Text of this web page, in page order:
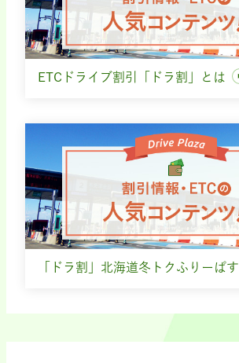
ETCドライブ割引「ドラ割」とは
「ドラ割」北海道冬トクふりーぱす